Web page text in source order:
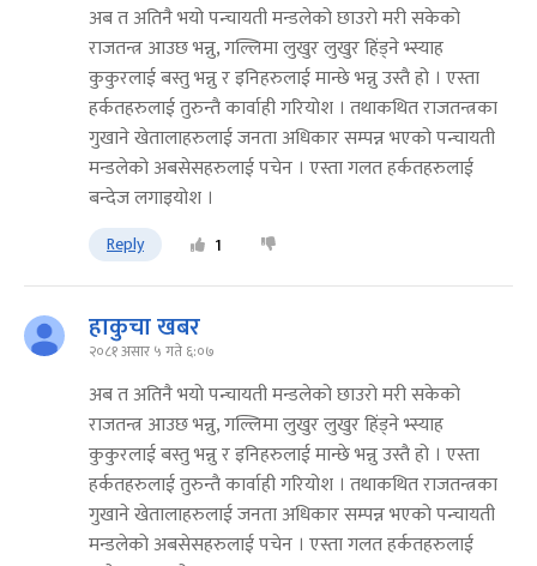
अब त अतिनै भयो पन्चायती मन्डलेको छाउरो मरी सकेको
राजतन्त्र आउछ भन्नु, गल्लिमा लुखुर लुखुर हिंड्ने भ्स्याह
कुकुरलाई बस्तु भन्नु र इनिहरुलाई मान्छे भन्नु उस्तै हो । एस्ता
हर्कतहरुलाई तुरुन्तै कार्वाही गरियोश । तथाकथित राजतन्त्रका
गुखाने खेतालाहरुलाई जनता अधिकार सम्पन्न भएको पन्चायती
मन्डलेको अबसेसहरुलाई पचेन । एस्ता गलत हर्कतहरुलाई
बन्देज लगाइयोश ।
Reply 1
हाकुचा खबर
२०८१ असार ५ गते ६:०७
अब त अतिनै भयो पन्चायती मन्डलेको छाउरो मरी सकेको
राजतन्त्र आउछ भन्नु, गल्लिमा लुखुर लुखुर हिंड्ने भ्स्याह
कुकुरलाई बस्तु भन्नु र इनिहरुलाई मान्छे भन्नु उस्तै हो । एस्ता
हर्कतहरुलाई तुरुन्तै कार्वाही गरियोश । तथाकथित राजतन्त्रका
गुखाने खेतालाहरुलाई जनता अधिकार सम्पन्न भएको पन्चायती
मन्डलेको अबसेसहरुलाई पचेन । एस्ता गलत हर्कतहरुलाई